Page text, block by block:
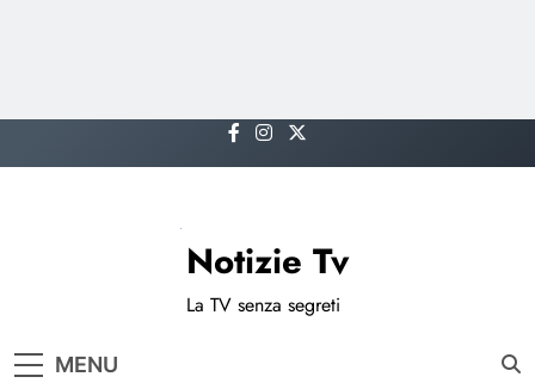
to
Notizie Tv
La TV senza segreti
MENU